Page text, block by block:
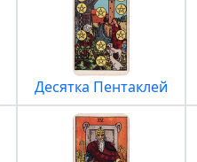
Десятка Пентаклей